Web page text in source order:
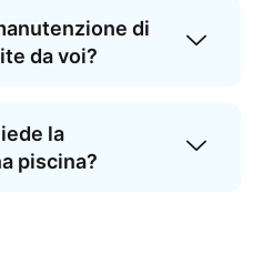
di
da voi?
la
piscina?